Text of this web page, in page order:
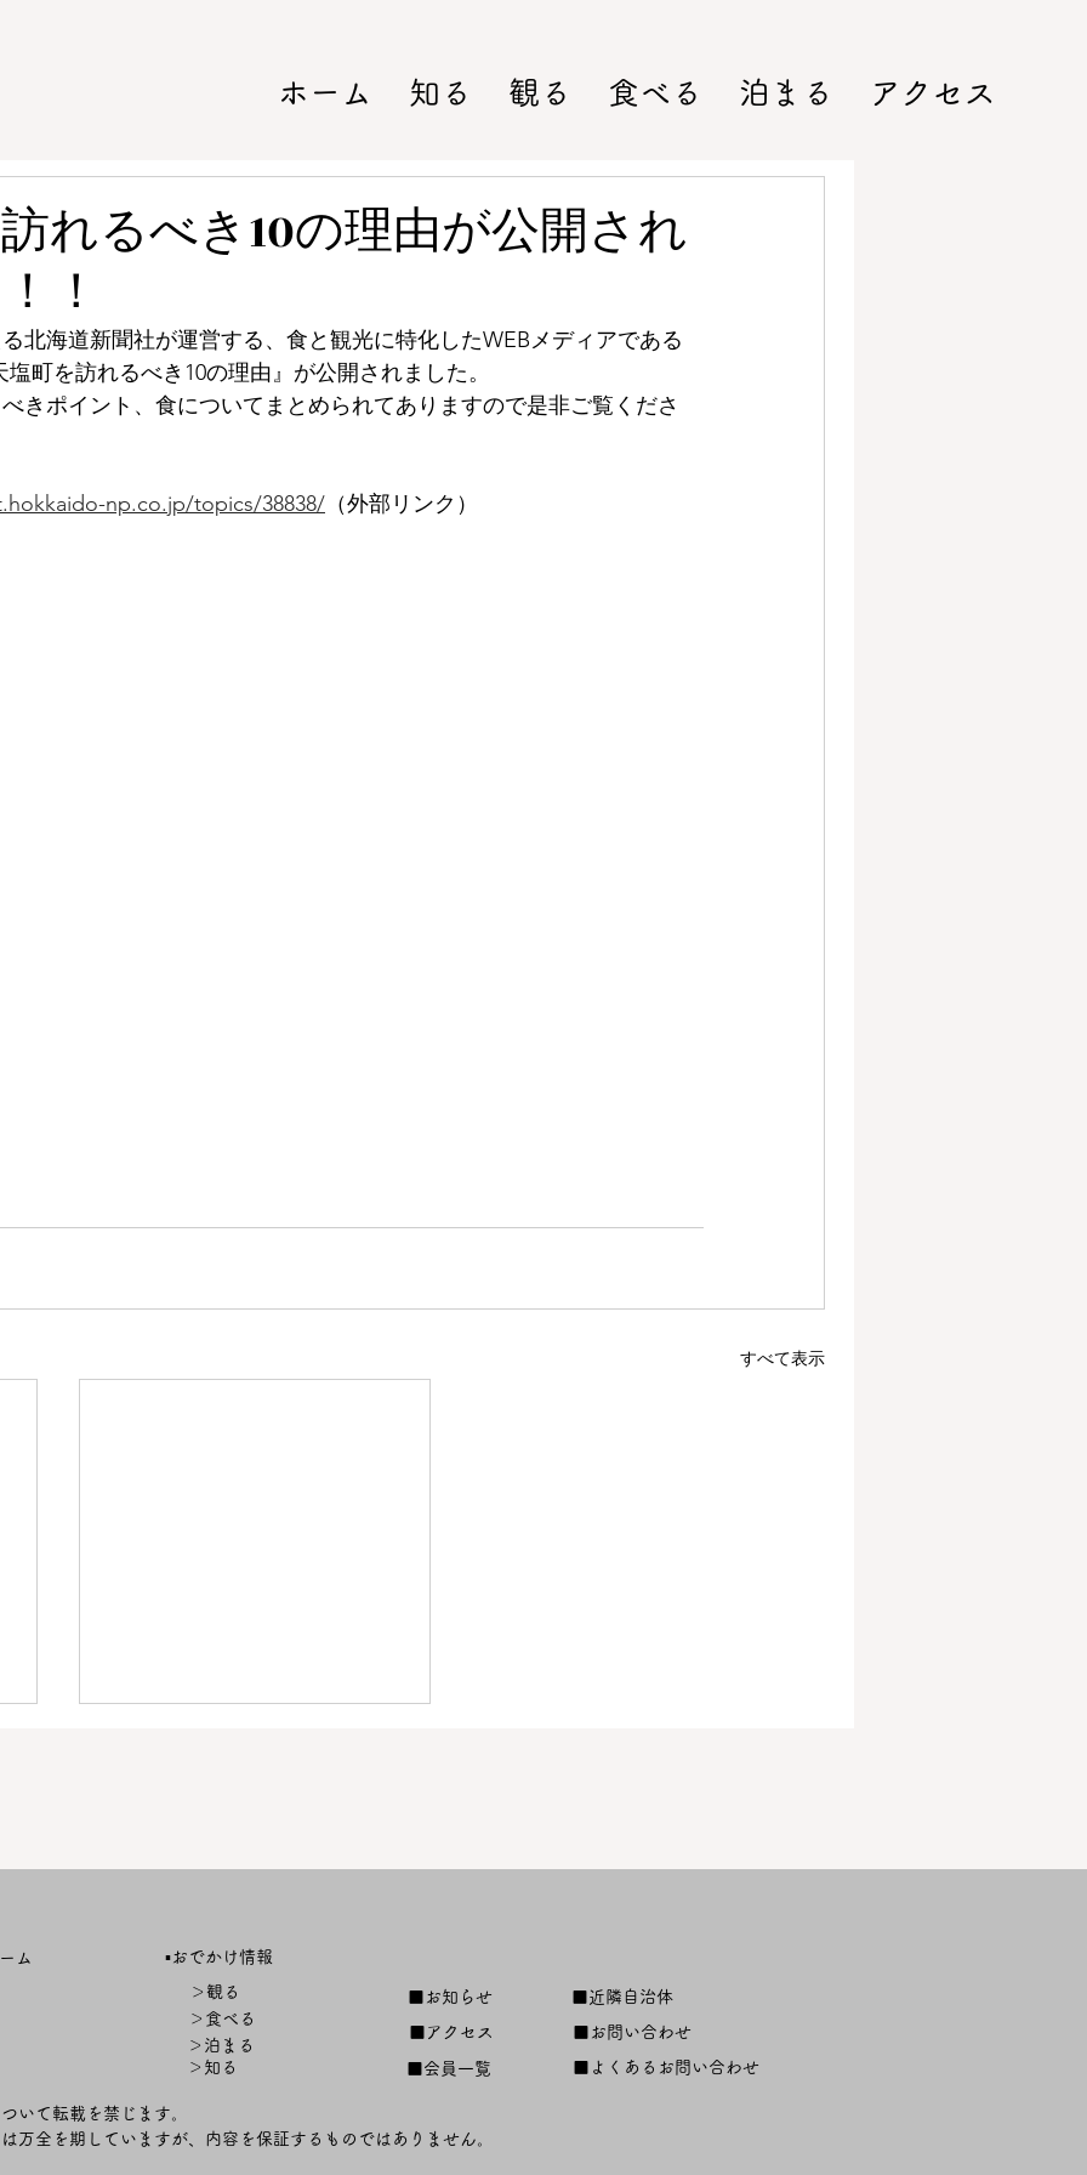
ホーム 知る 観る 食べる 泊まる アクセス
れるべき10の理由が公開され
！
北海道新聞社が運営する、食と観光に特化したWEBメディアである
町を訪れるべき10の理由』が公開されました。
きポイント、食についてまとめられてありますので是非ご覧くださ
np.co.jp/topics/38838/ （外部リンク）
すべて表示
【終了しました】「第４回天
塩川しじみまつり」開催！
■よくあるお問い合わせ
ム ▪️おでかけ情報
＞観る
＞食べる
＞泊まる
■お知らせ
■アクセス
■近隣自治体
■お問い合わせ
■会員一覧
いて転載を禁じます。
全を期していますが、内容を保証するものではありません。
＞知る